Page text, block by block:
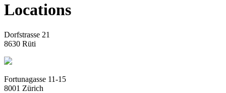
Locations
Dorfstrasse 21
8630 Rüti
Fortunagasse 11-15
8001 Zürich